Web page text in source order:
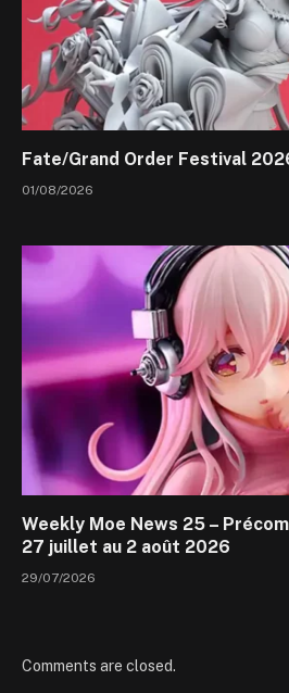
Fate/Grand Order Festival
01/08/2026
Weekly Moe News 25 –
27 juillet au 2 août 2026
29/07/2026
Comments are closed.